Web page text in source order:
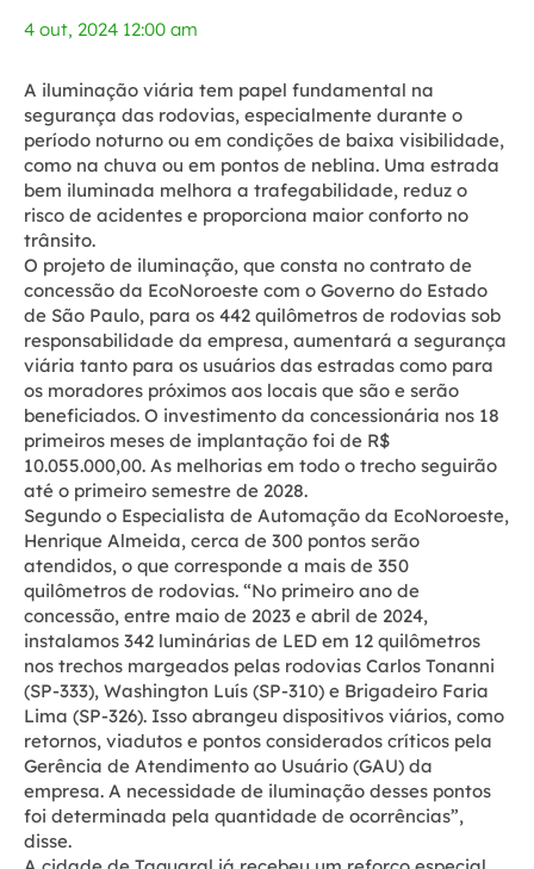
4 out, 2024 12:00 am
A iluminação viária tem papel fundamental na
segurança das rodovias, especialmente durante o
período noturno ou em condições de baixa visibilidade,
como na chuva ou em pontos de neblina. Uma estrada
bem iluminada melhora a trafegabilidade, reduz o
risco de acidentes e proporciona maior conforto no
trânsito.
O projeto de iluminação, que consta no contrato de
concessão da EcoNoroeste com o Governo do Estado
de São Paulo, para os 442 quilômetros de rodovias sob
responsabilidade da empresa, aumentará a segurança
viária tanto para os usuários das estradas como para
os moradores próximos aos locais que são e serão
beneficiados. O investimento da concessionária nos 18
primeiros meses de implantação foi de R$
10.055.000,00. As melhorias em todo o trecho seguirão
até o primeiro semestre de 2028.
Segundo o Especialista de Automação da EcoNoroeste,
Henrique Almeida, cerca de 300 pontos serão
atendidos, o que corresponde a mais de 350
quilômetros de rodovias. “No primeiro ano de
concessão, entre maio de 2023 e abril de 2024,
instalamos 342 luminárias de LED em 12 quilômetros
nos trechos margeados pelas rodovias Carlos Tonanni
(SP-333), Washington Luís (SP-310) e Brigadeiro Faria
Lima (SP-326). Isso abrangeu dispositivos viários, como
retornos, viadutos e pontos considerados críticos pela
Gerência de Atendimento ao Usuário (GAU) da
empresa. A necessidade de iluminação desses pontos
foi determinada pela quantidade de ocorrências”,
disse.